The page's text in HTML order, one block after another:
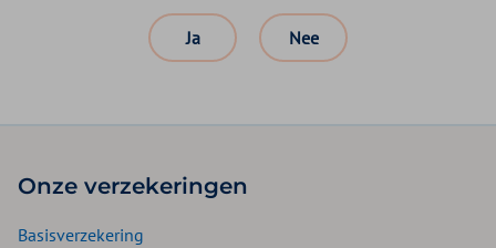
Ja Nee
Onze verzekeringen
Basisverzekering